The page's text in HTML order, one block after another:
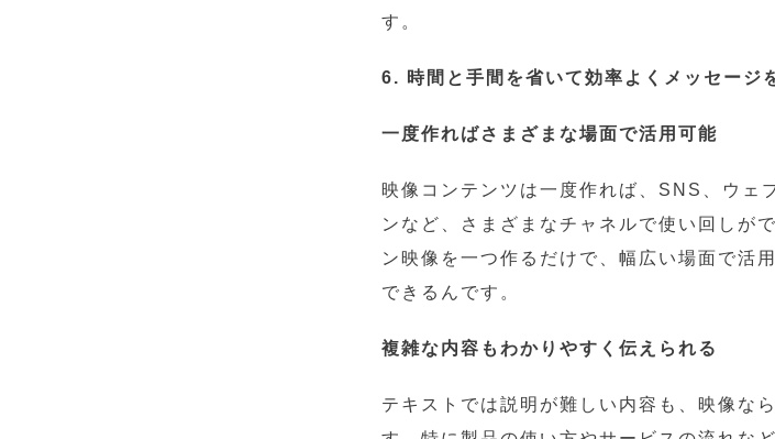
す。
6. 時間と手間を省いて効率よくメッセージ
一度作ればさまざまな場面で活用可能
映像コンテンツは一度作れば、SNS、ウェ
ンなど、さまざまなチャネルで使い回しが
ン映像を一つ作るだけで、幅広い場面で活
できるんです。
複雑な内容もわかりやすく伝えられる
テキストでは説明が難しい内容も、映像な